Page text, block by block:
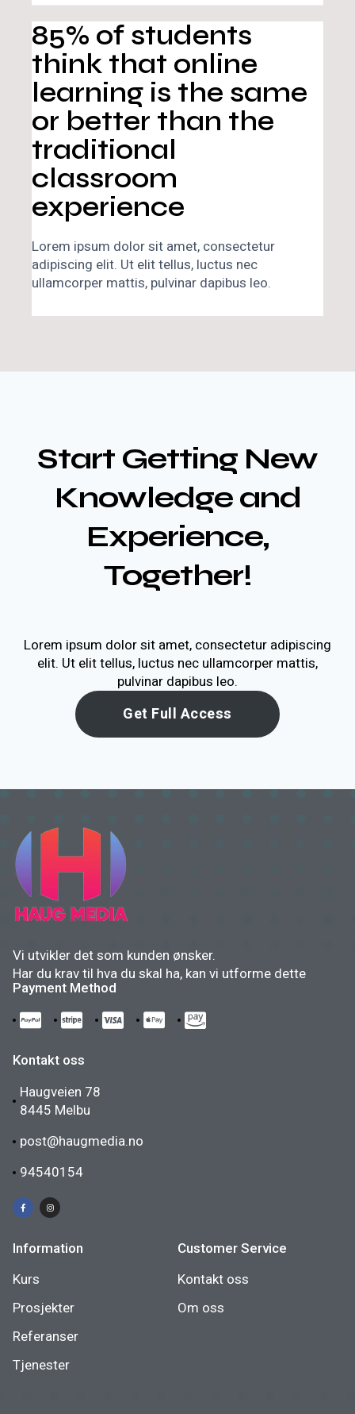
85% of students
think that online
learning is the same
or better than the
traditional
classroom
experience
Lorem ipsum dolor sit amet, consectetur
adipiscing elit. Ut elit tellus, luctus nec
ullamcorper mattis, pulvinar dapibus leo.
Start Getting New
Knowledge and
Experience,
Together!
Lorem ipsum dolor sit amet, consectetur adipiscing
elit. Ut elit tellus, luctus nec ullamcorper mattis,
pulvinar dapibus leo.
Get Full Access
Vi utvikler det som kunden ønsker.
Har du krav til hva du skal ha, kan vi utforme dette
Payment Method
Kontakt oss
Haugveien 78
8445 Melbu
post@haugmedia.no
94540154
Information
Kurs
Prosjekter
Referanser
Tjenester
Customer Service
Kontakt oss
Om oss